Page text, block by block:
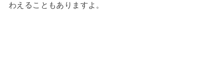
わえることもありますよ。